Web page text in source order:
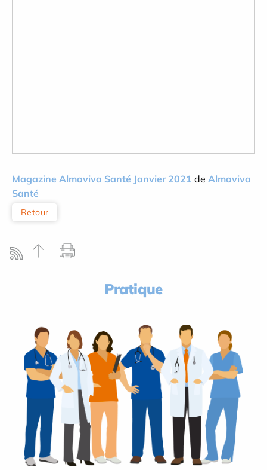
Magazine Almaviva Santé Janvier 2021 de Almaviva
Santé
Retour
Pratique